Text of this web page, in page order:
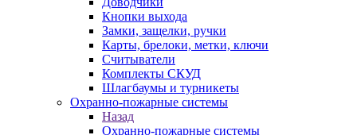
Кнопки выхода
Замки, защелки, ручки
Карты, брелоки, метки, ключи
Считыватели
Комплекты СКУД
Шлагбаумы и турникеты
Охранно-пожарные системы
Назад
Охранно-пожарные системы